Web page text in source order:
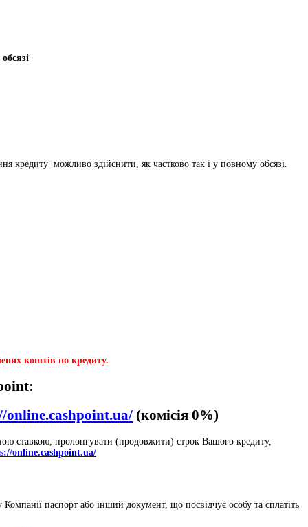
кредиту можливо здійснити, як частково так і у повному обсязі.
коштів по кредиту.
online.cashpoint.ua/ (комісія 0%)
ставкою, пролонгувати (продовжити) строк Вашого кредиту,
online.cashpoint.ua/
Компанії паспорт або інший документ, що посвідчує особу та сплатіть